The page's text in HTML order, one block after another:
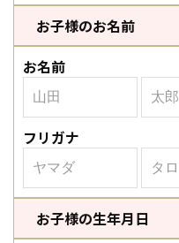
お子様のお名前
お名前
フリガナ
お子様の生年月日